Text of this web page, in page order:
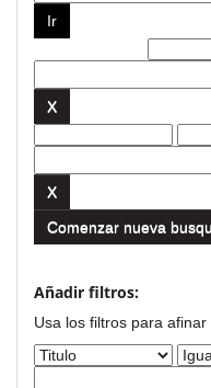
Comenzar nueva
Añadir filtros:
Usa los filtros para afinar